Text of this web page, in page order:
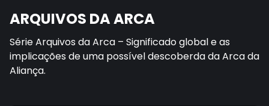
ARQUIVOS DA ARCA
Série Arquivos da Arca – Significado global e as
implicações de uma possível descoberda da Arca da
Aliança.